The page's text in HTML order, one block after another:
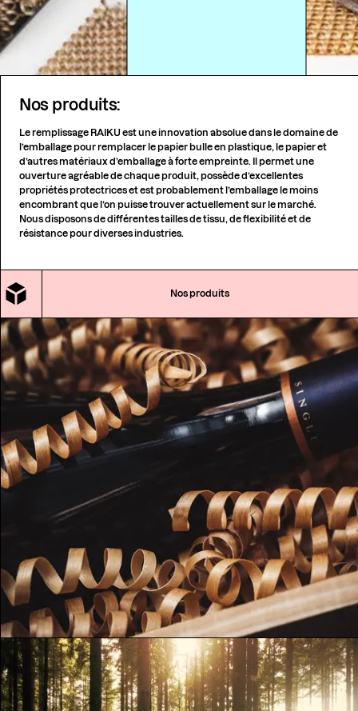
Nos produits:
Le remplissage RAIKU est une innovation absolue dans le domaine de
l’emballage pour remplacer le papier bulle en plastique, le papier et
d’autres matériaux d’emballage à forte empreinte. Il permet une
ouverture agréable de chaque produit, possède d’excellentes
propriétés protectrices et est probablement l’emballage le moins
encombrant que l’on puisse trouver actuellement sur le marché.
Nous disposons de différentes tailles de tissu, de flexibilité et de
résistance pour diverses industries.
Nos produits